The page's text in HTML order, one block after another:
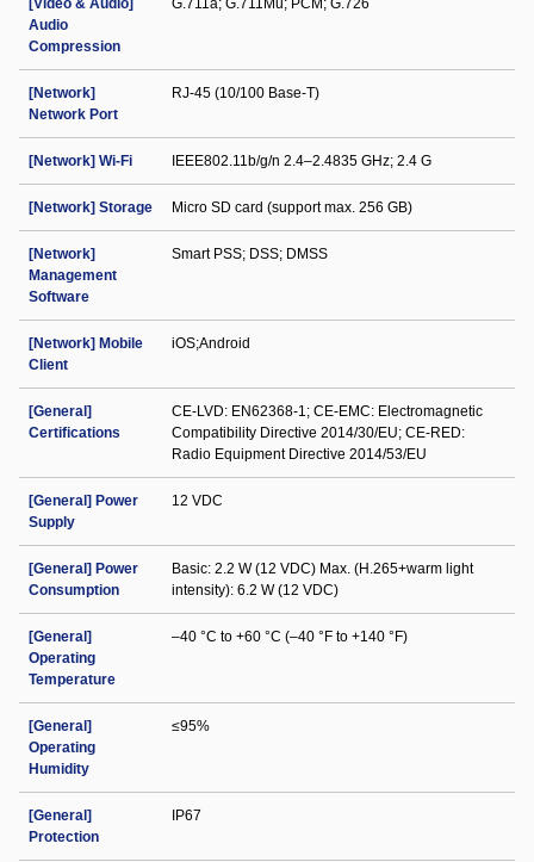
[Video & Audio]
Audio
Compression
G.711a; G.711Mu; PCM; G.726
[Network]
Network Port
RJ-45 (10/100 Base-T)
[Network] Wi-Fi IEEE802.11b/g/n 2.4–2.4835 GHz; 2.4 G
[Network] Storage Micro SD card (support max. 256 GB)
[Network]
Management
Software
Smart PSS; DSS; DMSS
[Network] Mobile
Client
iOS;Android
[General]
Certifications
CE-LVD: EN62368-1; CE-EMC: Electromagnetic
Compatibility Directive 2014/30/EU; CE-RED:
Radio Equipment Directive 2014/53/EU
[General] Power
Supply
12 VDC
[General] Power
Consumption
Basic: 2.2 W (12 VDC) Max. (H.265+warm light
intensity): 6.2 W (12 VDC)
[General]
Operating
Temperature
–40 °C to +60 °C (–40 °F to +140 °F)
[General]
Operating
Humidity
≤95%
[General]
Protection
IP67